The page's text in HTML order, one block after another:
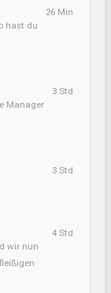
hast du
26 Min
Manager
3 Std
3 Std
wir nun
4 Std